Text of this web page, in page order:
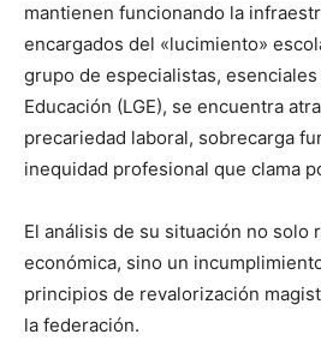
mantienen funcionando la
encargados del «lucimiento»
grupo de especialistas,
Educación (LGE), se encuentra
precariedad laboral, sobrecarga
inequidad profesional que clama
El análisis de su situación no solo
económica, sino un
principios de revalorización
la federación.